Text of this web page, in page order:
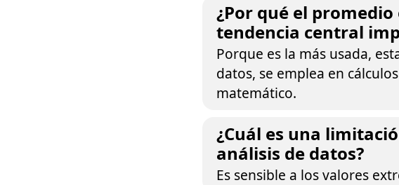
¿Por qué el
tendencia central
Porque es la más usada,
datos, se emplea en
matemático.
¿Cuál es una
análisis de datos?
Es sensible a los valores